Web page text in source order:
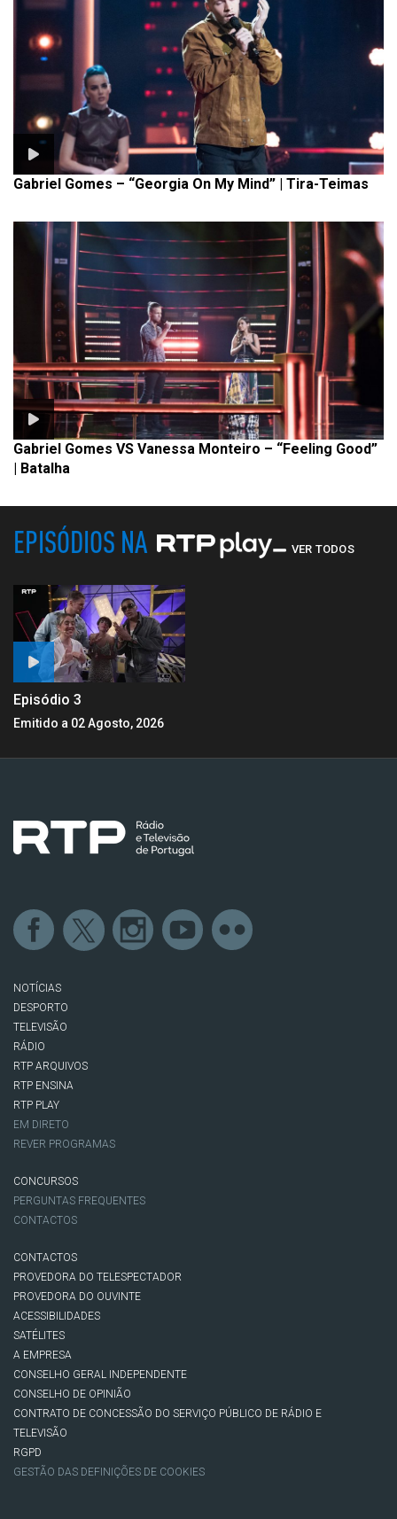
Gabriel Gomes – “Georgia On My Mind” | Tira-Teimas
Gabriel Gomes VS Vanessa Monteiro – “Feeling Good”
| Batalha
EPISÓDIOS NA VER TODOS
Episódio 3
Emitido a 02 Agosto, 2026
NOTÍCIAS
DESPORTO
TELEVISÃO
RÁDIO
RTP ARQUIVOS
RTP ENSINA
RTP PLAY
EM DIRETO
REVER PROGRAMAS
CONCURSOS
PERGUNTAS FREQUENTES
CONTACTOS
CONTACTOS
PROVEDORA DO TELESPECTADOR
PROVEDORA DO OUVINTE
ACESSIBILIDADES
SATÉLITES
A EMPRESA
CONSELHO GERAL INDEPENDENTE
CONSELHO DE OPINIÃO
CONTRATO DE CONCESSÃO DO SERVIÇO PÚBLICO DE RÁDIO E
TELEVISÃO
RGPD
GESTÃO DAS DEFINIÇÕES DE COOKIES